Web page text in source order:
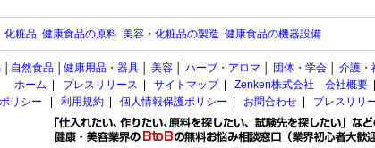
化粧品 健康食品の原料 美容・化粧品の製造 健康食品の機器設備
自然食品 健康用品・器具 美容 ハーブ・アロマ 団体・学会 介護・
ホーム
プレスリリース サイトマップ| Zenken株式会社 会社概要
リシー
利用規約 個人情報保護ポリシー お問合わせ プレスリリ